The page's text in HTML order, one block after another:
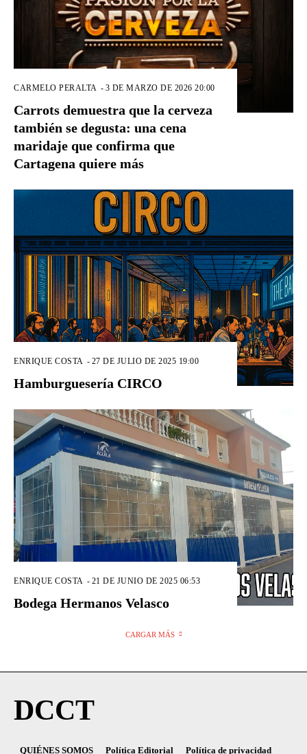
CARMELO PERALTA - 3 DE MARZO DE 2026 20:00
Carrots demuestra que la cerveza
también se degusta: una cena
maridaje que confirma que
Cartagena quiere más
ENRIQUE COSTA - 27 DE JULIO DE 2025 19:00
Hamburguesería CIRCO
ENRIQUE COSTA - 21 DE JUNIO DE 2025 06:53
Bodega Hermanos Velasco
CARGAR MÁS
DCCT
QUIÉNES SOMOS Política Editorial Política de privacidad